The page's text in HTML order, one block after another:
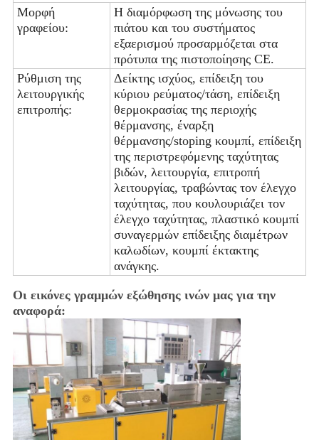
Μορφή
γραφείου:
Η διαμόρφωση της μόνωσης του
πιάτου και του συστήματος
εξαερισμού προσαρμόζεται στα
πρότυπα της πιστοποίησης CE.
Ρύθμιση της
λειτουργικής
επιτροπής:
Δείκτης ισχύος, επίδειξη του
κύριου ρεύματος/τάση, επίδειξη
θερμοκρασίας της περιοχής
θέρμανσης, έναρξη
θέρμανσης/stoping κουμπί, επίδειξη
της περιστρεφόμενης ταχύτητας
βιδών, λειτουργία, επιτροπή
λειτουργίας, τραβώντας τον έλεγχο
ταχύτητας, που κουλουριάζει τον
έλεγχο ταχύτητας, πλαστικό κουμπί
συναγερμών επίδειξης διαμέτρων
καλωδίων, κουμπί έκτακτης
ανάγκης.
Οι εικόνες γραμμών εξώθησης ινών μας για την
αναφορά: